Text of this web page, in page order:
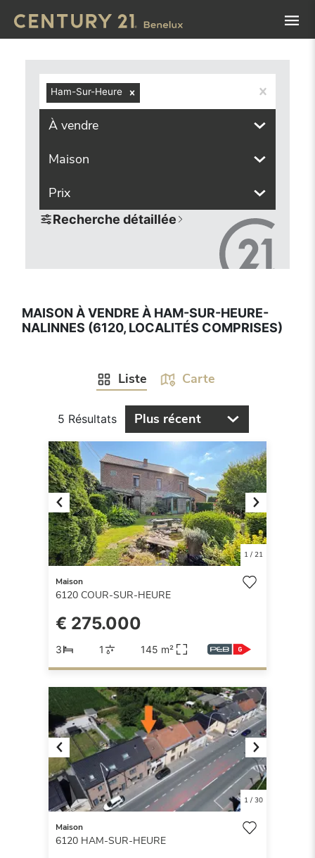
Ham-Sur-Heure
À vendre
Maison
Prix
Recherche détaillée
MAISON À VENDRE À HAM-SUR-HEURE-
NALINNES (6120, LOCALITÉS COMPRISES)
Liste Carte
5 Résultats Plus récent
Previous Next
1/ 21
Maison
6120 COUR-SUR-HEURE
€ 275.000
3 1 145 m²
Previous Next
1/ 30
Maison
6120 HAM-SUR-HEURE